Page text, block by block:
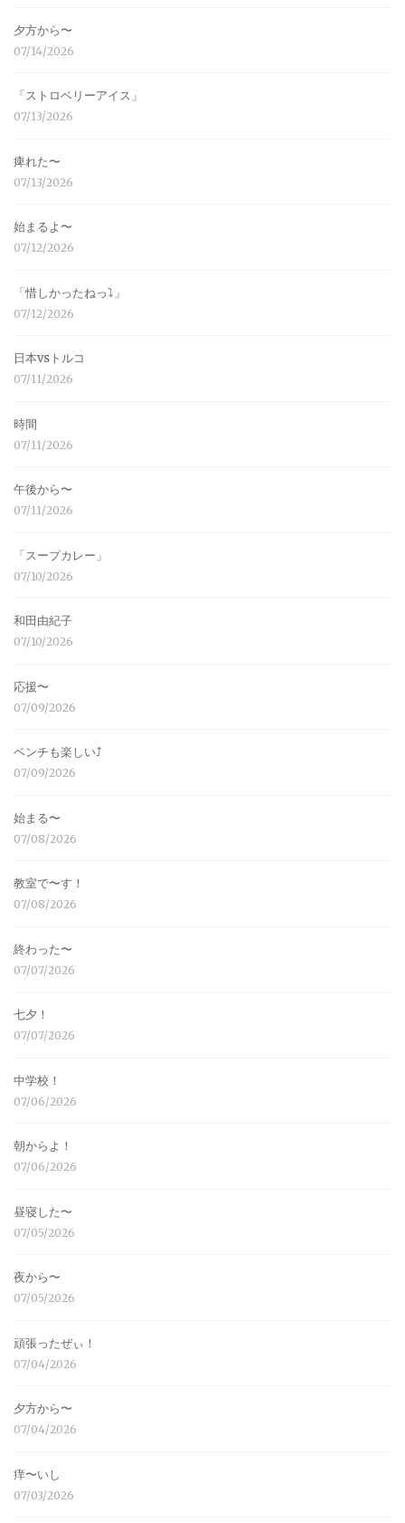
夕方から〜
07/14/2026
「ストロベリーアイス」
07/13/2026
痺れた〜
07/13/2026
始まるよ〜
07/12/2026
「惜しかったねっ⤵︎」
07/12/2026
日本vsトルコ
07/11/2026
時間
07/11/2026
午後から〜
07/11/2026
「スープカレー」
07/10/2026
和田由紀子
07/10/2026
応援〜
07/09/2026
ベンチも楽しい⤴︎
07/09/2026
始まる〜
07/08/2026
教室で〜す！
07/08/2026
終わった〜
07/07/2026
七夕！
07/07/2026
中学校！
07/06/2026
朝からよ！
07/06/2026
昼寝した〜
07/05/2026
夜から〜
07/05/2026
頑張ったぜぃ！
07/04/2026
夕方から〜
07/04/2026
痒〜いし
07/03/2026